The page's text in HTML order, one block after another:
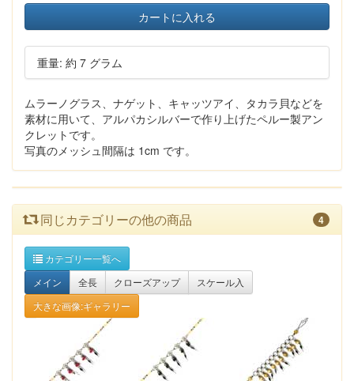
カートに入れる
重量: 約 7 グラム
ムラーノグラス、ナゲット、キャッツアイ、タカラ貝などを
素材に用いて、アルパカシルバーで作り上げたペルー製アン
クレットです。
写真のメッシュ間隔は 1cm です。
同じカテゴリーの他の商品 4
カテゴリー一覧へ
メイン
全長 クローズアップ
スケール入
大きな画像:ギャラリー